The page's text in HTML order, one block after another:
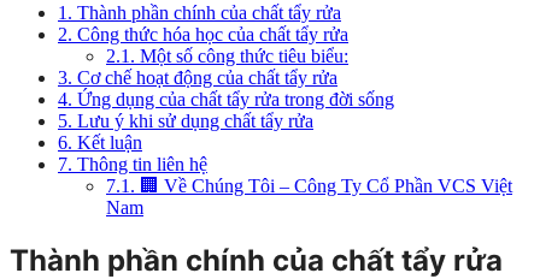
1. Thành phần chính của chất tẩy rửa
2. Công thức hóa học của chất tẩy rửa
2.1. Một số công thức tiêu biểu:
3. Cơ chế hoạt động của chất tẩy rửa
4. Ứng dụng của chất tẩy rửa trong đời sống
5. Lưu ý khi sử dụng chất tẩy rửa
6. Kết luận
7. Thông tin liên hệ
7.1. 🏢 Về Chúng Tôi – Công Ty Cổ Phần VCS Việt
Nam
Thành phần chính của chất tẩy rửa